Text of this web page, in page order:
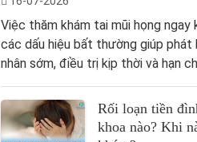
Việc thăm khám tai mũi họng ngay
các dấu hiệu bất thường giúp phát
nhân sớm, điều trị kịp thời và hạn
Rối loạn tiền
khoa nào? Khi